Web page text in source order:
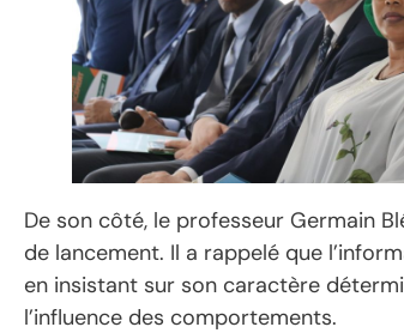
De son côté, le professeur Germain
de lancement. Il a rappelé que
en insistant sur son caractère
l’influence des comportements.